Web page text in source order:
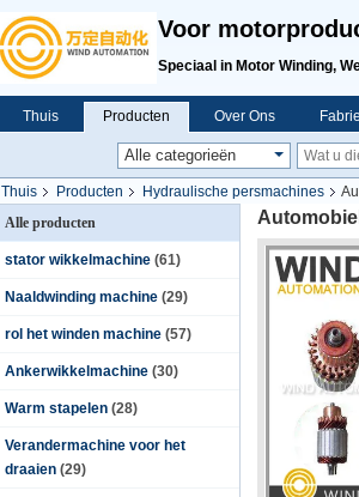
Voor
Speciaal in Motor Winding,
Thuis Producten Over Ons
Thuis Producten Hydraulische persmachines
Alle producten
stator wikkelmachine (61)
Naaldwinding machine (29)
rol het winden machine (57)
Ankerwikkelmachine (30)
Warm stapelen (28)
Verandermachine voor het
draaien (29)